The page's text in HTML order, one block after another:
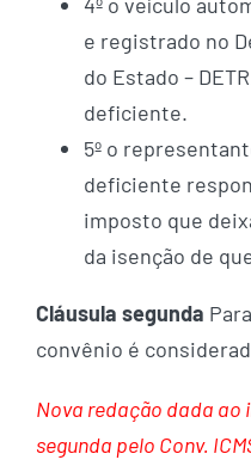
e registrado no
do Estado –
deficiente.
5º o
deficiente
imposto que
da isenção de
Cláusula segunda
convênio é
Nova redação dada ao
segunda pelo Conv.